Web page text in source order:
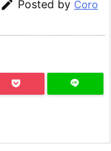
 Posted by Coro